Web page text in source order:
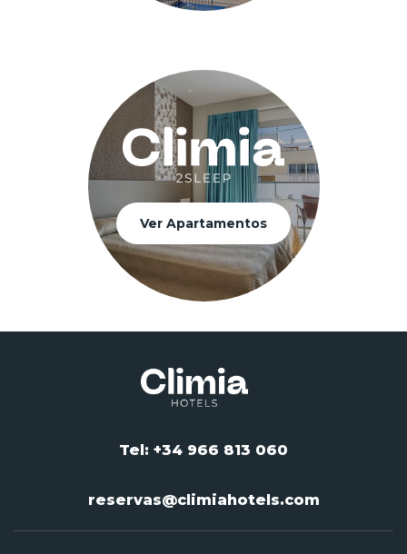
Ver Apartamentos
Tel: +34 966 813 060
reservas@climiahotels.com